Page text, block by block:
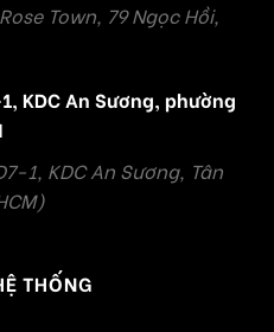
Town, 79 Ngọc Hồi,
KDC An Sương, phường
1, KDC An Sương, Tân
THỐNG